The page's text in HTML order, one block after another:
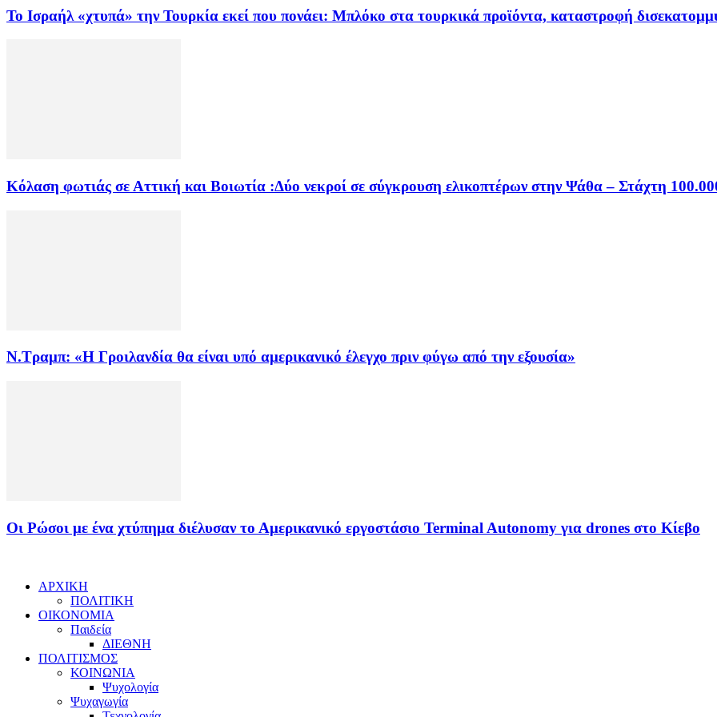
Το Ισραήλ «χτυπά» την Τουρκία εκεί που πονάει: Μπλόκο στα τουρκικά προϊόντα, καταστροφή
Κόλαση φωτιάς σε Αττική και Βοιωτία :Δύο νεκροί σε σύγκρουση ελικοπτέρων στην Ψάθα – Στάχτη
Ν.Τραμπ: «Η Γροιλανδία θα είναι υπό αμερικανικό έλεγχο πριν φύγω από την εξουσία»
Οι Ρώσοι με ένα χτύπημα διέλυσαν το Αμερικανικό εργοστάσιο Terminal Autonomy για drones στο Κίεβο
ΑΡΧΙΚΗ
ΠΟΛΙΤΙΚΗ
ΟΙΚΟΝΟΜΙΑ
Παιδεία
ΔΙΕΘΝΗ
ΠΟΛΙΤΙΣΜΟΣ
ΚΟΙΝΩΝΙΑ
Ψυχολογία
Ψυχαγωγία